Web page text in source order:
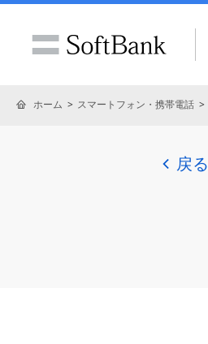
ホーム スマートフォン・携帯電話
戻る